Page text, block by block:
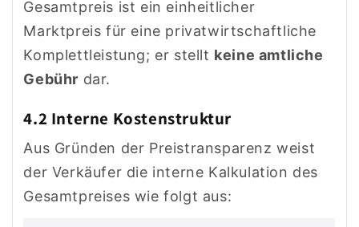
Gesamtpreis ist ein einheitlicher
Marktpreis für eine privatwirtschaftliche
Komplettleistung; er stellt keine amtliche
Gebühr dar.
4.2 Interne Kostenstruktur
Aus Gründen der Preistransparenz weist
der Verkäufer die interne Kalkulation des
Gesamtpreises wie folgt aus: